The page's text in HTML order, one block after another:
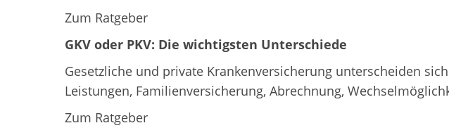
Zum Ratgeber
GKV oder PKV: Die wichtigsten Unterschiede
Gesetzliche und private Krankenversicherung unterscheiden
Leistungen, Familienversicherung, Abrechnung,
Zum Ratgeber